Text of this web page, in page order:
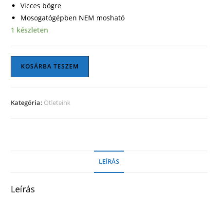
Vicces bögre
Mosogatógépben NEM mosható
1 készleten
felirattal
KOSÁRBA TESZEM
Kategória: Ötleteink
LEÍRÁS
Leírás